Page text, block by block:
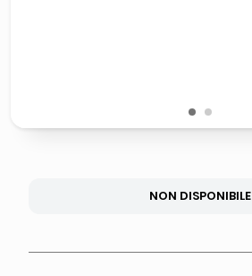
1 2
NON DISPONIBILE